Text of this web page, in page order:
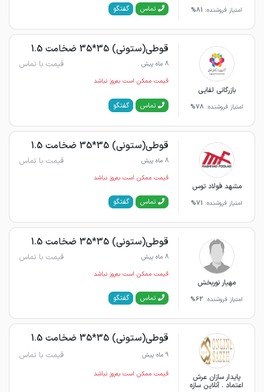
امتیاز فروشنده: 81% تماس گفتگو
بازرگانی لقایی
امتیاز فروشنده: 78%
قوطی(ستونی) 35*35 ضخامت 1.5
8 ماه پیش قیمت با تماس
قیمت ممکن است به‌روز نباشد
تماس گفتگو
مشهد فولاد توس
امتیاز فروشنده: 71%
قوطی(ستونی) 35*35 ضخامت 1.5
8 ماه پیش قیمت با تماس
قیمت ممکن است به‌روز نباشد
تماس گفتگو
مهیار نوربخش
امتیاز فروشنده: 62%
قوطی(ستونی) 35*35 ضخامت 1.5
8 ماه پیش قیمت با تماس
قیمت ممکن است به‌روز نباشد
تماس گفتگو
پایدار سازان عرش
اعتماد . آنلاین سازه
قوطی(ستونی) 35*35 ضخامت 1.5
9 ماه پیش قیمت با تماس
قیمت ممکن است به‌روز نباشد